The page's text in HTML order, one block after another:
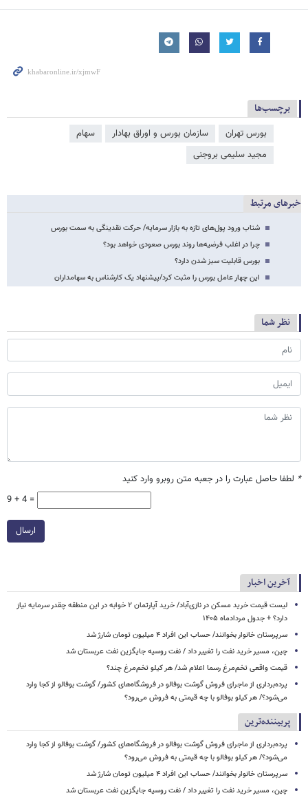
برچسب‌ها
بورس تهران سازمان بورس و اوراق بهادار
سهام
مجید سلیمی‌ بروجنی
خبرهای مرتبط
شتاب ورود پول‌های تازه به بازار سرمایه/ حرکت نقدینگی به سمت بورس
چرا در اغلب فرضیه‌ها روند بورس صعودی خواهد بود؟
بورس قابلیت سبز شدن دارد؟
این چهار عامل بورس را مثبت کرد/پیشنهاد یک کارشناس به سهامداران
نظر شما
* لطفا حاصل عبارت را در جعبه متن روبرو وارد کنید
9 + 4 =
ارسال
آخرین اخبار
لیست قیمت خرید مسکن در نازی‌آباد/ خرید آپارتمان ۲ خوابه در این منطقه چقدر سرمایه نیاز
دارد؟ + جدول مردادماه ۱۴۰۵
سرپرستان خانوار بخوانند/ حساب این افراد ۴ میلیون تومان شارژ شد
چین، مسیر خرید نفت را تغییر داد / نفت روسیه جایگزین نفت عربستان شد
قیمت واقعی تخم‌مرغ رسما اعلام شد/ هر کیلو تخم‌مرغ چند؟
پرده‌برداری از ماجرای فروش گوشت بوفالو در فروشگاه‌های کشور/ گوشت بوفالو از کجا وارد
می‌شود؟/ هر کیلو بوفالو با چه قیمتی به فروش می‌رود؟
پربیننده‌ترین
پرده‌برداری از ماجرای فروش گوشت بوفالو در فروشگاه‌های کشور/ گوشت بوفالو از کجا وارد
می‌شود؟/ هر کیلو بوفالو با چه قیمتی به فروش می‌رود؟
سرپرستان خانوار بخوانند/ حساب این افراد ۴ میلیون تومان شارژ شد
چین، مسیر خرید نفت را تغییر داد / نفت روسیه جایگزین نفت عربستان شد